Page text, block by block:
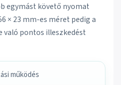
egymást követő nyomat
× 23 mm-es méret pedig a
pontos illeszkedést
működés